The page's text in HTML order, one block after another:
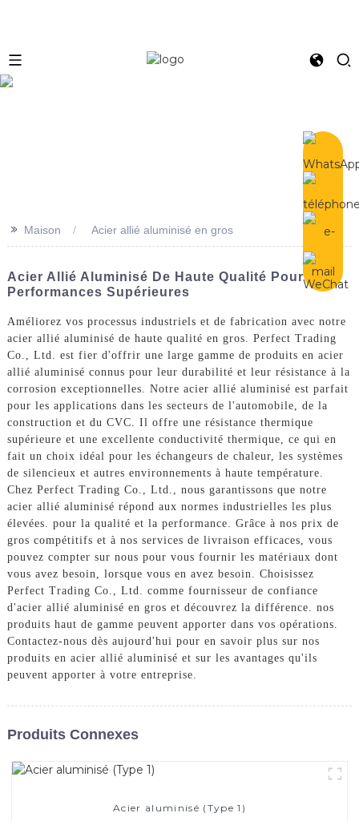
>> Maison Acier allié aluminisé en gros
Acier Allié Aluminisé De Haute Qualité Pour Des
Performances Supérieures
Améliorez vos processus industriels et de fabrication avec notre
acier allié aluminisé de haute qualité en gros. Perfect Trading
Co., Ltd. est fier d'offrir une large gamme de produits en acier
allié aluminisé connus pour leur durabilité et leur résistance à la
corrosion exceptionnelles. Notre acier allié aluminisé est parfait
pour les applications dans les secteurs de l'automobile, de la
construction et du CVC. Il offre une résistance thermique
supérieure et une excellente conductivité thermique, ce qui en
fait un choix idéal pour les échangeurs de chaleur, les systèmes
de silencieux et autres environnements à haute température.
Chez Perfect Trading Co., Ltd., nous garantissons que notre
acier allié aluminisé répond aux normes industrielles les plus
élevées. pour la qualité et la performance. Grâce à nos prix de
gros compétitifs et à nos services de livraison efficaces, vous
pouvez compter sur nous pour vous fournir les matériaux dont
vous avez besoin, lorsque vous en avez besoin. Choisissez
Perfect Trading Co., Ltd. comme fournisseur de confiance
d'acier allié aluminisé en gros et découvrez la différence. nos
produits haut de gamme peuvent apporter dans vos opérations.
Contactez-nous dès aujourd'hui pour en savoir plus sur nos
produits en acier allié aluminisé et sur les avantages qu'ils
peuvent apporter à votre entreprise.
Produits Connexes
Acier aluminisé (Type 1)